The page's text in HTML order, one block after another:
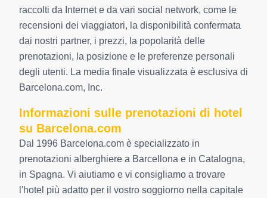
raccolti da Internet e da vari social network, come le
recensioni dei viaggiatori, la disponibilità confermata
dai nostri partner, i prezzi, la popolarità delle
prenotazioni, la posizione e le preferenze personali
degli utenti. La media finale visualizzata è esclusiva di
Barcelona.com, Inc.
Informazioni sulle prenotazioni di hotel
su Barcelona.com
Dal 1996 Barcelona.com è specializzato in
prenotazioni alberghiere a Barcellona e in Catalogna,
in Spagna. Vi aiutiamo e vi consigliamo a trovare
l'hotel più adatto per il vostro soggiorno nella capitale